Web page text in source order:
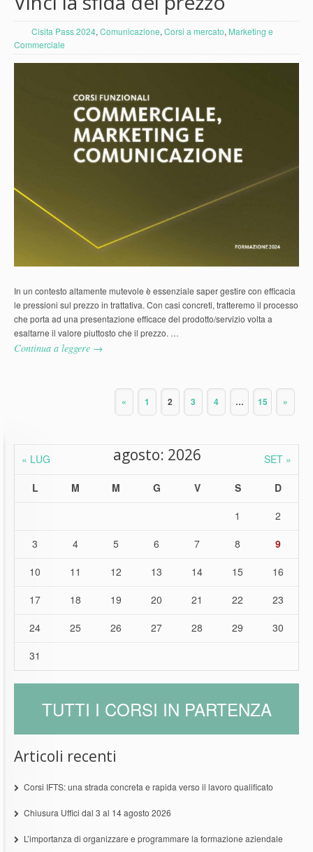
Cisita Pass 2024, Comunicazione, Corsi a mercato, Marketing e
Commerciale
In un contesto altamente mutevole è essenziale saper gestire con efficacia
le pressioni sul prezzo in trattativa. Con casi concreti, tratteremo il processo
che porta ad una presentazione efficace del prodotto/servizio volta a
esaltarne il valore piuttosto che il prezzo. …
Continua a leggere →
« 1 2 3 4 … 15 »
« LUG SET »
agosto: 2026
L M M G V S
D
1
2
3
4 5 6 7 8
9
10
11 12 13 14 15
16
17
18 19 20 21 22
23
24
25 26 27 28 29
30
31
TUTTI I CORSI IN PARTENZA
Articoli recenti
Corsi IFTS: una strada concreta e rapida verso il lavoro qualificato
Chiusura Uffici dal 3 al 14 agosto 2026
L’importanza di organizzare e programmare la formazione aziendale